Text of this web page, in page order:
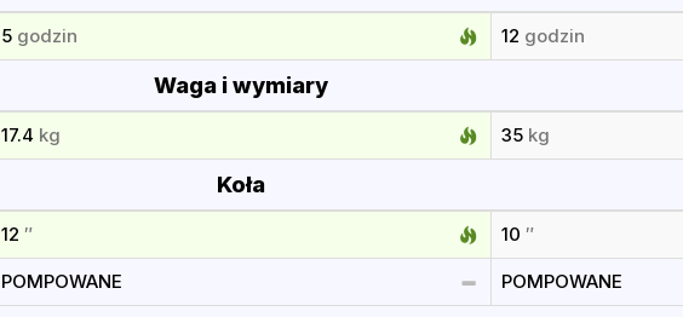
5 godzin 12 godzin
Waga i wymiary
17.4 kg 35 kg
Koła
12 ″ 10 ″
POMPOWANE POMPOWANE